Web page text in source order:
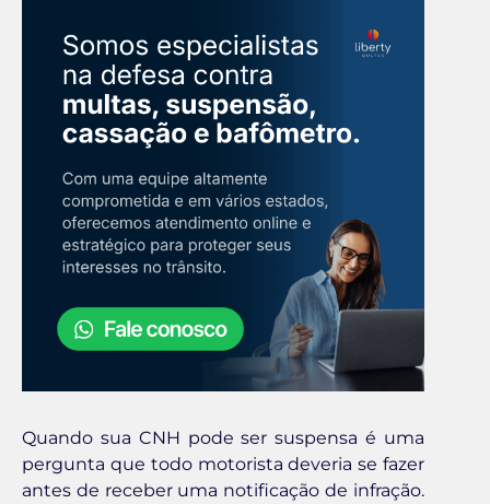
Quando sua CNH pode ser suspensa é uma
pergunta que todo motorista deveria se fazer
antes de receber uma notificação de infração.